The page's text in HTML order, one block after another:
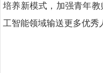
培养新模式，加强青年
工智能领域输送更多优秀